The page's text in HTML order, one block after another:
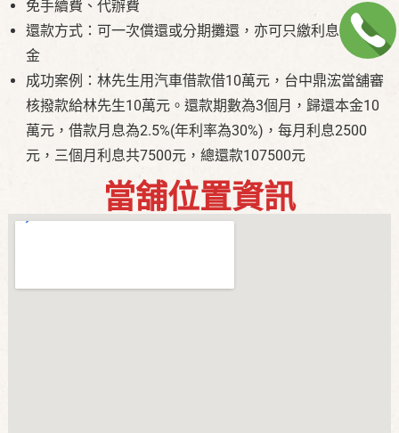
免手續費、代辦費
還款方式：可一次償還或分期攤還，亦可只繳利息不還本
金
成功案例：林先生用汽車借款借10萬元，台中鼎浤當舖審
核撥款給林先生10萬元。還款期數為3個月，歸還本金10
萬元，借款月息為2.5%(年利率為30%)，每月利息2500
元，三個月利息共7500元，總還款107500元
當舖位置資訊